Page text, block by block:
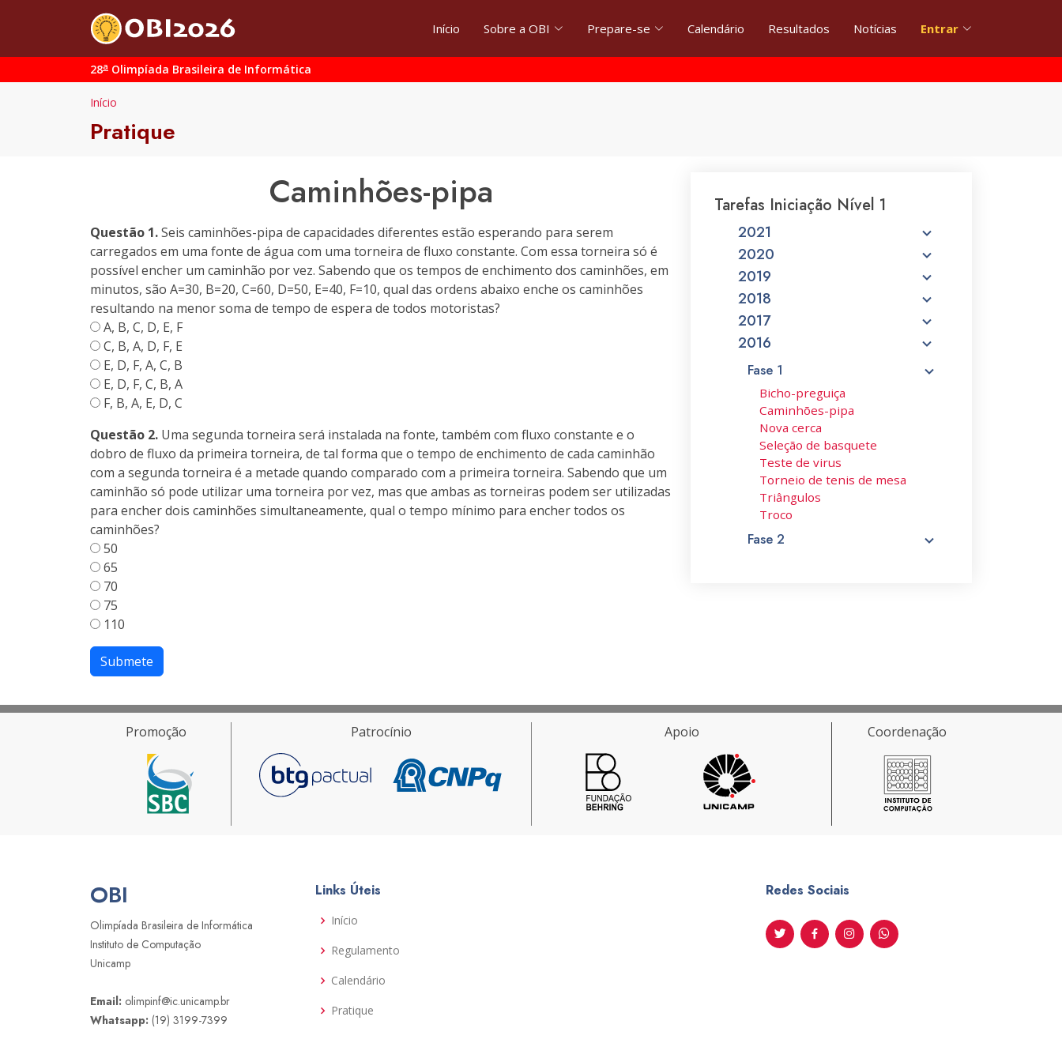
Início Sobre a OBI Prepare-se Calendário Resultados Notícias Entrar
28a Olimpíada Brasileira de Informática
Início
Pratique
Caminhões-pipa
Questão 1.Seis caminhões-pipa de capacidades diferentes estão esperando para serem
carregados em uma fonte de água com uma torneira de fluxo constante. Com essa torneira só é
possível encher um caminhão por vez. Sabendo que os tempos de enchimento dos caminhões, em
minutos, são A=30, B=20, C=60, D=50, E=40, F=10, qual das ordens abaixo enche os caminhões
resultando na menor soma de tempo de espera de todos motoristas?
A, B, C, D, E, F
C, B, A, D, F, E
E, D, F, A, C, B
E, D, F, C, B, A
F, B, A, E, D, C
Questão 2. Uma segunda torneira será instalada na fonte, também com fluxo constante e o
dobro de fluxo da primeira torneira, de tal forma que o tempo de enchimento de cada caminhão
com a segunda torneira é a metade quando comparado com a primeira torneira. Sabendo que um
caminhão só pode utilizar uma torneira por vez, mas que ambas as torneiras podem ser utilizadas
para encher dois caminhões simultaneamente, qual o tempo mínimo para encher todos os
caminhões?
50
65
70
75
110
Submete
Tarefas Iniciação Nível 1
2021
2020
2019
2018
2017
2016
Fase 1
Bicho-preguiça
Caminhões-pipa
Nova cerca
Seleção de basquete
Teste de virus
Torneio de tenis de mesa
Triângulos
Troco
Fase 2
Promoção Patrocínio Apoio Coordenação
OBI
Olimpíada Brasileira de Informática
Instituto de Computação
Unicamp
Email: olimpinf@ic.unicamp.br
Whatsapp: (19) 3199-7399
Links Úteis
Início
Regulamento
Calendário
Pratique
Redes Sociais